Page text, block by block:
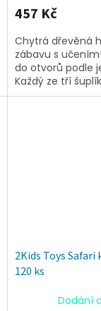
457 Kč
Chytrá dřevěná
zábavu s
do otvorů podle
Každý ze tří
dva otvory a je
2Kids Toys
120 ks
Dodání